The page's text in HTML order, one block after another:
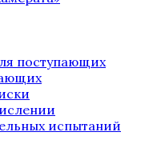
поступающих
испытаний